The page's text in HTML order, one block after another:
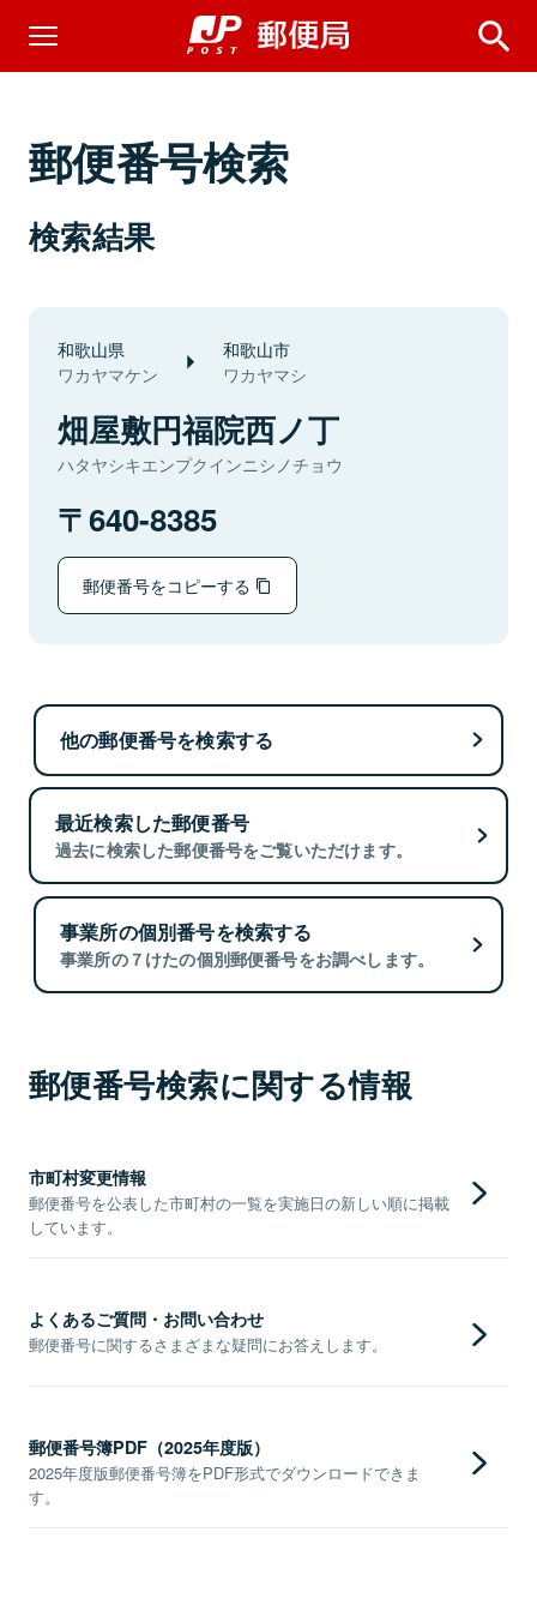
郵便番号検索
検索結果
和歌山県
ワカヤマケン
和歌山市
ワカヤマシ
畑屋敷円福院西ノ丁
ハタヤシキエンプクインニシノチョウ
640-8385
郵便番号をコピーする
他の郵便番号を検索する
最近検索した郵便番号
過去に検索した郵便番号をご覧いただけます。
事業所の個別番号を検索する
事業所の７けたの個別郵便番号をお調べします。
郵便番号検索に関する情報
市町村変更情報
郵便番号を公表した市町村の一覧を実施日の新しい順に掲載
しています。
よくあるご質問・お問い合わせ
郵便番号に関するさまざまな疑問にお答えします。
郵便番号簿PDF（2025年度版）
2025年度版郵便番号簿をPDF形式でダウンロードできま
す。